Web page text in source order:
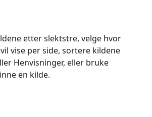
etter slektstre, velge hvor
vise per side, sortere kildene
Henvisninger, eller bruke
en kilde.